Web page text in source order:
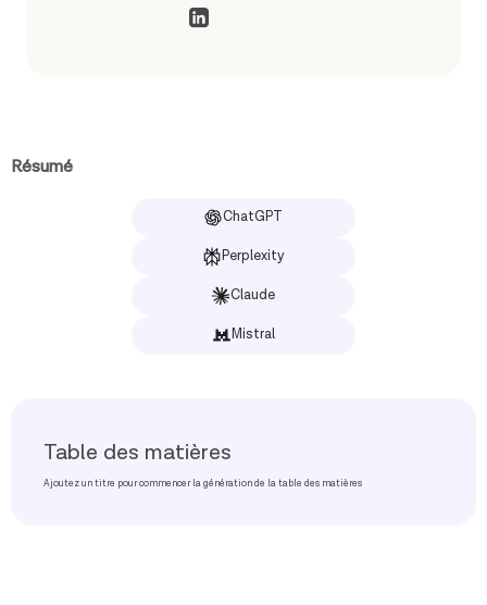
Résumé
ChatGPT
Perplexity
Claude
Mistral
Table des matières
Ajoutez un titre pour commencer la génération de la table des matières